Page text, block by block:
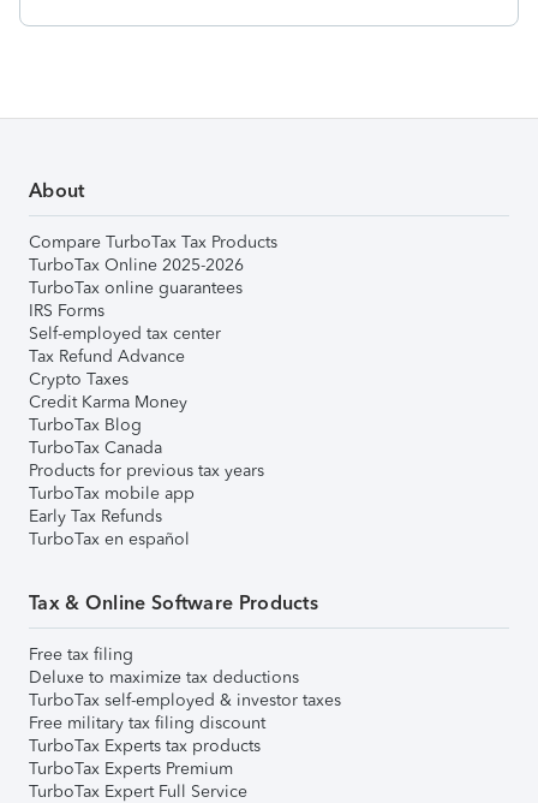
About
Compare TurboTax Tax Products
TurboTax Online 2025-2026
TurboTax online guarantees
IRS Forms
Self-employed tax center
Tax Refund Advance
Crypto Taxes
Credit Karma Money
TurboTax Blog
TurboTax Canada
Products for previous tax years
TurboTax mobile app
Early Tax Refunds
TurboTax en español
Tax & Online Software Products
Free tax filing
Deluxe to maximize tax deductions
TurboTax self-employed & investor taxes
Free military tax filing discount
TurboTax Experts tax products
TurboTax Experts Premium
TurboTax Expert Full Service